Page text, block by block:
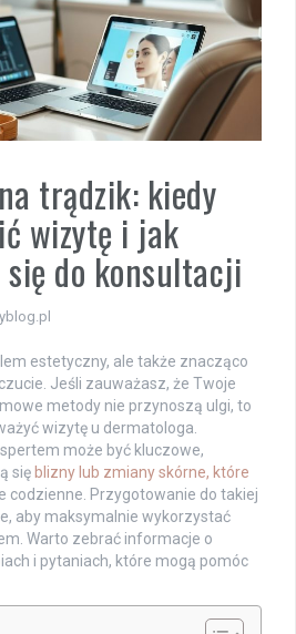
trądzik: kiedy
wizytę i jak
do konsultacji
estetyczny, ale także znacząco
Jeśli zauważasz, że Twoje
metody nie przynoszą ulgi, to
wizytę u dermatologa.
może być kluczowe,
się blizny lub zmiany skórne, które
codzienne. Przygotowanie do takiej
aby maksymalnie wykorzystać
Warto zebrać informacje o
i pytaniach, które mogą pomóc